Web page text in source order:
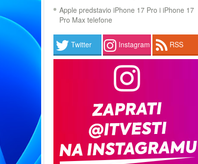
Apple predstavio iPhone 17 Pro i iPhone 17
Pro Max telefone
Twitter Instagram RSS